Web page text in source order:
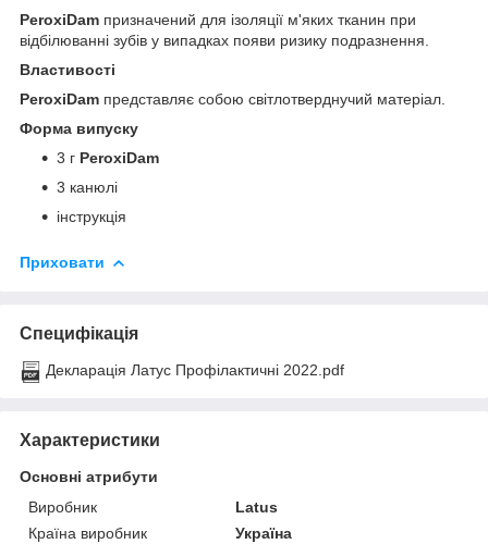
PeroxiDam призначений для ізоляції м'яких тканин при
відбілюванні зубів у випадках появи ризику подразнення.
Властивості
PeroxiDam представляє собою світлотверднучий матеріал.
Форма випуску
3 г PeroxiDam
3 канюлі
інструкція
Приховати
Специфікація
Декларація Латус Профілактичні 2022.pdf
Характеристики
Основні атрибути
Виробник
Latus
Країна виробник
Україна